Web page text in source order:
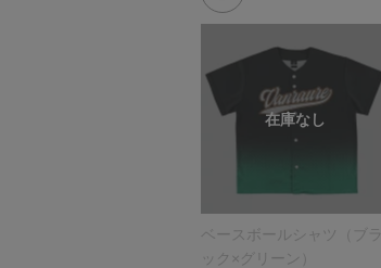
ベースボールシャツ（ブラ
ック×グリーン）